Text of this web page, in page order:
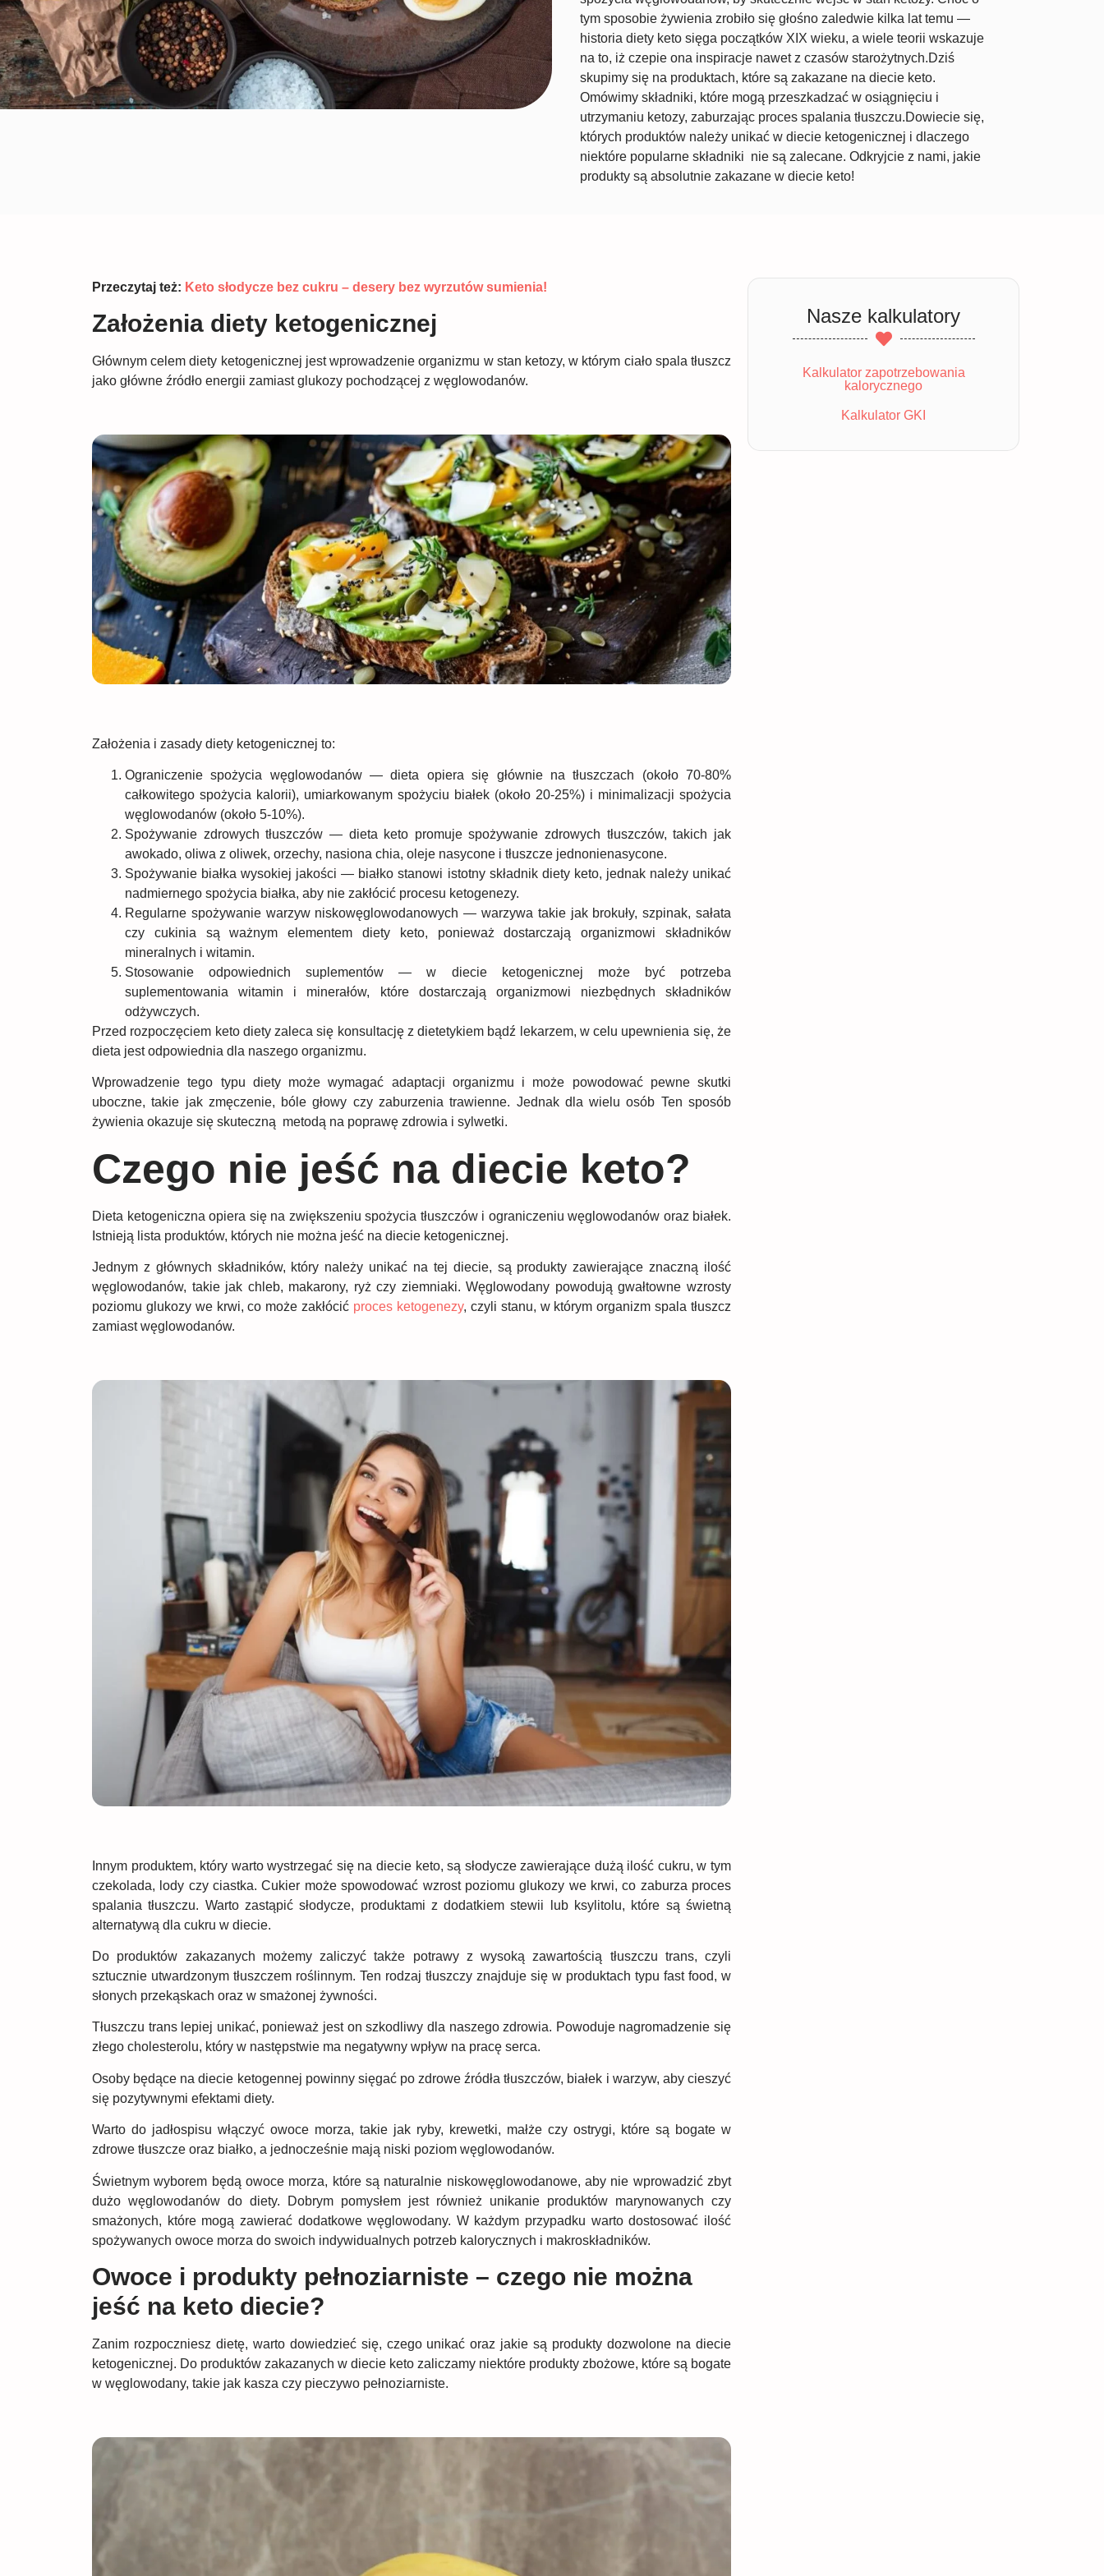
tym sposobie żywienia zrobiło się głośno zaledwie kilka lat temu —
historia diety keto sięga początków XIX wieku, a wiele teorii wskazuje
na to, iż czepie ona inspiracje nawet z czasów starożytnych.Dziś
skupimy się na produktach, które są zakazane na diecie keto.
Omówimy składniki, które mogą przeszkadzać w osiągnięciu i
utrzymaniu ketozy, zaburzając proces spalania tłuszczu.Dowiecie się,
których produktów należy unikać w diecie ketogenicznej i dlaczego
niektóre popularne składniki nie są zalecane. Odkryjcie z nami, jakie
produkty są absolutnie zakazane w diecie keto!
Przeczytaj też: Keto słodycze bez cukru – desery bez wyrzutów sumienia!
Założenia diety ketogenicznej
Głównym celem diety ketogenicznej jest wprowadzenie organizmu w stan ketozy, w którym ciało spala tłuszcz
jako główne źródło energii zamiast glukozy pochodzącej z węglowodanów.
Założenia i zasady diety ketogenicznej to:
Ograniczenie spożycia węglowodanów — dieta opiera się głównie na tłuszczach (około 70-80%
całkowitego spożycia kalorii), umiarkowanym spożyciu białek (około 20-25%) i minimalizacji spożycia
węglowodanów (około 5-10%).
Spożywanie zdrowych tłuszczów — dieta keto promuje spożywanie zdrowych tłuszczów, takich jak
awokado, oliwa z oliwek, orzechy, nasiona chia, oleje nasycone i tłuszcze jednonienasycone.
Spożywanie białka wysokiej jakości — białko stanowi istotny składnik diety keto, jednak należy unikać
nadmiernego spożycia białka, aby nie zakłócić procesu ketogenezy.
Regularne spożywanie warzyw niskowęglowodanowych — warzywa takie jak brokuły, szpinak, sałata
czy cukinia są ważnym elementem diety keto, ponieważ dostarczają organizmowi składników
mineralnych i witamin.
Stosowanie odpowiednich suplementów — w diecie ketogenicznej może być potrzeba
suplementowania witamin i minerałów, które dostarczają organizmowi niezbędnych składników
odżywczych.
Przed rozpoczęciem keto diety zaleca się konsultację z dietetykiem bądź lekarzem, w celu upewnienia się, że
dieta jest odpowiednia dla naszego organizmu.
Wprowadzenie tego typu diety może wymagać adaptacji organizmu i może powodować pewne skutki
uboczne, takie jak zmęczenie, bóle głowy czy zaburzenia trawienne. Jednak dla wielu osób Ten sposób
żywienia okazuje się skuteczną metodą na poprawę zdrowia i sylwetki.
Czego nie jeść na diecie keto?
Dieta ketogeniczna opiera się na zwiększeniu spożycia tłuszczów i ograniczeniu węglowodanów oraz białek.
Istnieją lista produktów, których nie można jeść na diecie ketogenicznej.
Jednym z głównych składników, który należy unikać na tej diecie, są produkty zawierające znaczną ilość
węglowodanów, takie jak chleb, makarony, ryż czy ziemniaki. Węglowodany powodują gwałtowne wzrosty
poziomu glukozy we krwi, co może zakłócić proces ketogenezy, czyli stanu, w którym organizm spala tłuszcz
zamiast węglowodanów.
Innym produktem, który warto wystrzegać się na diecie keto, są słodycze zawierające dużą ilość cukru, w tym
czekolada, lody czy ciastka. Cukier może spowodować wzrost poziomu glukozy we krwi, co zaburza proces
spalania tłuszczu. Warto zastąpić słodycze, produktami z dodatkiem stewii lub ksylitolu, które są świetną
alternatywą dla cukru w diecie.
Do produktów zakazanych możemy zaliczyć także potrawy z wysoką zawartością tłuszczu trans, czyli
sztucznie utwardzonym tłuszczem roślinnym. Ten rodzaj tłuszczy znajduje się w produktach typu fast food, w
słonych przekąskach oraz w smażonej żywności.
Tłuszczu trans lepiej unikać, ponieważ jest on szkodliwy dla naszego zdrowia. Powoduje nagromadzenie się
złego cholesterolu, który w następstwie ma negatywny wpływ na pracę serca.
Osoby będące na diecie ketogennej powinny sięgać po zdrowe źródła tłuszczów, białek i warzyw, aby cieszyć
się pozytywnymi efektami diety.
Warto do jadłospisu włączyć owoce morza, takie jak ryby, krewetki, małże czy ostrygi, które są bogate w
zdrowe tłuszcze oraz białko, a jednocześnie mają niski poziom węglowodanów.
Świetnym wyborem będą owoce morza, które są naturalnie niskowęglowodanowe, aby nie wprowadzić zbyt
dużo węglowodanów do diety. Dobrym pomysłem jest również unikanie produktów marynowanych czy
smażonych, które mogą zawierać dodatkowe węglowodany. W każdym przypadku warto dostosować ilość
spożywanych owoce morza do swoich indywidualnych potrzeb kalorycznych i makroskładników.
Owoce i produkty pełnoziarniste – czego nie można
jeść na keto diecie?
Zanim rozpoczniesz dietę, warto dowiedzieć się, czego unikać oraz jakie są produkty dozwolone na diecie
ketogenicznej. Do produktów zakazanych w diecie keto zaliczamy niektóre produkty zbożowe, które są bogate
w węglowodany, takie jak kasza czy pieczywo pełnoziarniste.
Nasze kalkulatory
Kalkulator zapotrzebowania
kalorycznego
Kalkulator GKI